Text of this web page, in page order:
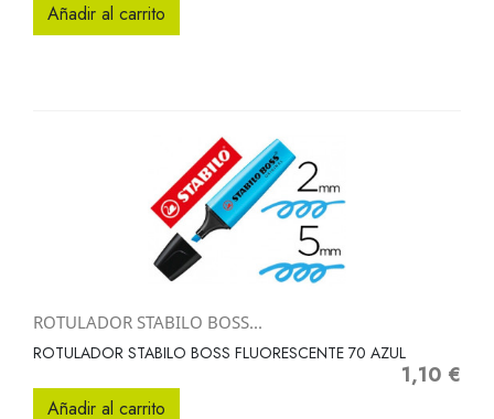
Añadir al carrito
ROTULADOR STABILO BOSS...
ROTULADOR STABILO BOSS FLUORESCENTE 70 AZUL
Precio
1,10 €
Añadir al carrito